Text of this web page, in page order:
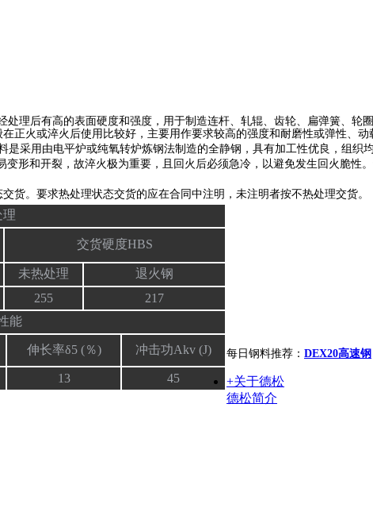
处理后有高的表面硬度和强度，用于制造连杆、轧辊、齿轮、扁弹簧、轮
正火或淬火后使用比较好，主要用作要求较高的强度和耐磨性或弹性、
料是采用由电平炉或纯氧转炉炼钢法制造的全静钢，具有加工性优良，组
形和开裂，故淬火极为重要，且回火后必须急冷，以避免发生回火脆性
货。要求热处理状态交货的应在合同中注明，未注明者按不热处理交货。
理
交货硬度HBS
未热处理
退火钢
255
217
能
伸长率δ5 (％) 冲击功Akv (J)
13 45
每日钢料推荐： DEX20高速钢
+关于德松
德松简介